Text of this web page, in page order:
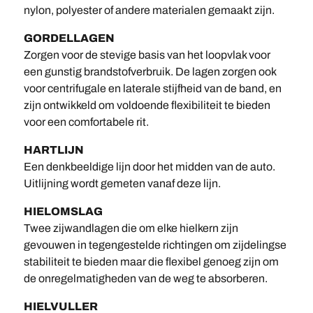
nylon, polyester of andere materialen gemaakt zijn.
GORDELLAGEN
Zorgen voor de stevige basis van het loopvlak voor
een gunstig brandstofverbruik. De lagen zorgen ook
voor centrifugale en laterale stijfheid van de band, en
zijn ontwikkeld om voldoende flexibiliteit te bieden
voor een comfortabele rit.
HARTLIJN
Een denkbeeldige lijn door het midden van de auto.
Uitlijning wordt gemeten vanaf deze lijn.
HIELOMSLAG
Twee zijwandlagen die om elke hielkern zijn
gevouwen in tegengestelde richtingen om zijdelingse
stabiliteit te bieden maar die flexibel genoeg zijn om
de onregelmatigheden van de weg te absorberen.
HIELVULLER